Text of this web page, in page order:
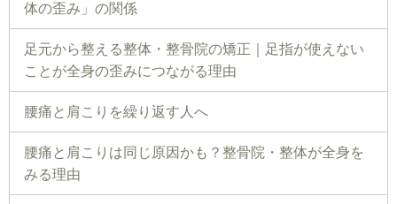
体の歪み」の関係
足元から整える整体・整骨院の矯正｜足指が使えない
ことが全身の歪みにつながる理由
腰痛と肩こりを繰り返す人へ
腰痛と肩こりは同じ原因かも？整骨院・整体が全身を
みる理由